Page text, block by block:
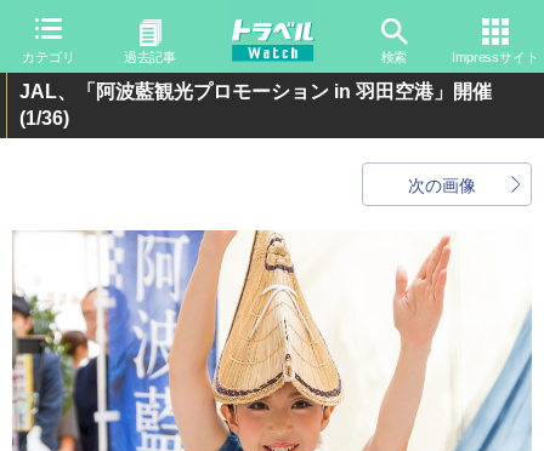
カテゴリ 過去記事 検索 Impressサイト
JAL、「阿波藍観光プロモーション in 羽田空港」開催
(1/36)
次の画像